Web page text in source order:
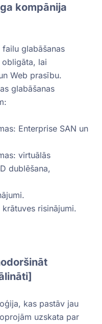
kompānija
glabāšanas
lai
Web prasību.
glabāšanas
Enterprise SAN un
virtuālās
dublēšana,
risinājumi.
kas pastāv jau
uzskata par